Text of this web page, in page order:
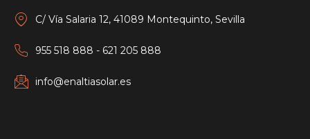
C/ Vía Salaria 12, 41089 Montequinto, Sevilla
955 518 888 - 621 205 888
info@enaltiasolar.es